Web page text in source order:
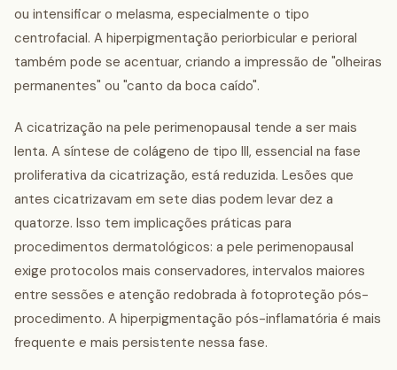
ou intensificar o melasma, especialmente o tipo
centrofacial. A hiperpigmentação periorbicular e perioral
também pode se acentuar, criando a impressão de "olheiras
permanentes" ou "canto da boca caído".
A cicatrização na pele perimenopausal tende a ser mais
lenta. A síntese de colágeno de tipo III, essencial na fase
proliferativa da cicatrização, está reduzida. Lesões que
antes cicatrizavam em sete dias podem levar dez a
quatorze. Isso tem implicações práticas para
procedimentos dermatológicos: a pele perimenopausal
exige protocolos mais conservadores, intervalos maiores
entre sessões e atenção redobrada à fotoproteção pós-
procedimento. A hiperpigmentação pós-inflamatória é mais
frequente e mais persistente nessa fase.